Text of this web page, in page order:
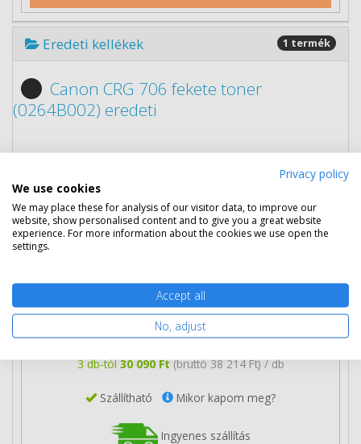
Eredeti kellékek 1 termék
Canon CRG 706 fekete toner
(0264B002) eredeti
31 190 Ft (bruttó 39 611 Ft)
Több darabos ár
3 db-tól30 090 Ft (bruttó 38 214 Ft) / db
Szállítható Mikor kapom meg?
Ingyenes szállítás
Privacy policy
We use cookies
We may place these for analysis of our visitor data, to improve our
website, show personalised content and to give you a great website
experience. For more information about the cookies we use open the
settings.
Accept all
No, adjust